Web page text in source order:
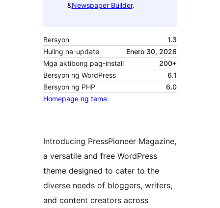
&Newspaper Builder.
Bersyon
1.3
Huling na-update
Enero 30, 2026
Mga aktibong pag-install
200+
Bersyon ng WordPress
6.1
Bersyon ng PHP
6.0
Homepage ng tema
Introducing PressPioneer Magazine,
a versatile and free WordPress
theme designed to cater to the
diverse needs of bloggers, writers,
and content creators across